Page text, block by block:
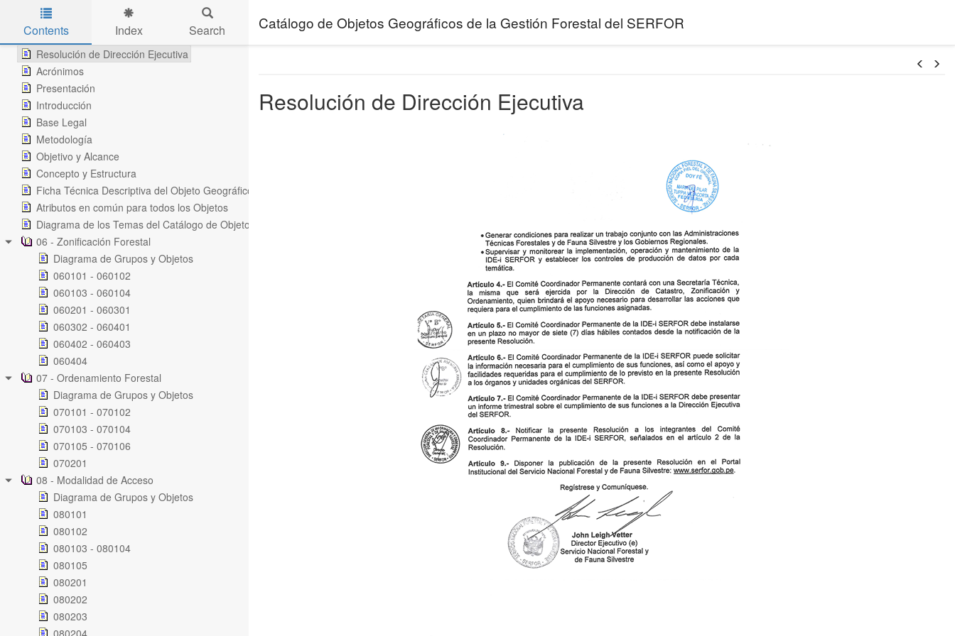
Skip to main content
Catálogo de Objetos Geográficos de la Gestión Forestal del SERFOR
Contents Index Search
Resolución de Dirección Ejecutiva
Resolución de Dirección Ejecutiva
Resolución de Dirección Ejecutiva
Acrónimos
Presentación
Introducción
Base Legal
Metodología
Objetivo y Alcance
Concepto y Estructura
Ficha Técnica Descriptiva del Objeto Geográfico
Atributos en común para todos los Objetos
Diagrama de los Temas del Catálogo de Objetos de la Gestión Forestal
06 - Zonificación Forestal
Diagrama de Grupos y Objetos
060101 - 060102
060103 - 060104
060201 - 060301
060302 - 060401
060402 - 060403
060404
07 - Ordenamiento Forestal
Diagrama de Grupos y Objetos
070101 - 070102
070103 - 070104
070105 - 070106
070201
08 - Modalidad de Acceso
Diagrama de Grupos y Objetos
080101
080102
080103 - 080104
080105
080201
080202
080203
080204
Resolución de Dirección Ejecutiva